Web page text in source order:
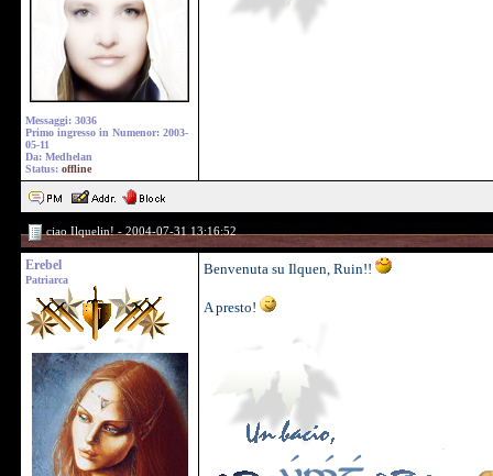
Messaggi: 3036
Primo ingresso in Numenor: 2003-
05-11
Da: Medhelan
Status: offline
ciao Ilquelin! - 2004-07-31 13:16:52
Erebel
Patriarca
Benvenuta su Ilquen, Ruin!!
A presto!